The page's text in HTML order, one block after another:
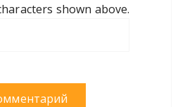
shown above.